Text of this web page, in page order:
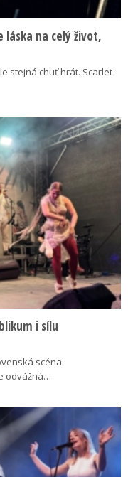
láska na celý život,
stejná chuť hrát. Scarlet
i sílu
scéna
odvážná…